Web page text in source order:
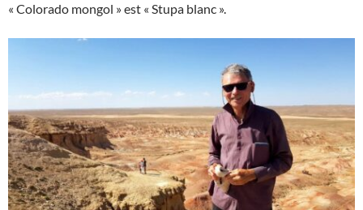
« Colorado mongol » est « Stupa blanc ».